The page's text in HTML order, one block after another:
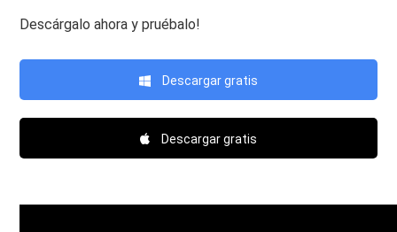
Descárgalo ahora y pruébalo!
Descargar gratis
Descargar gratis